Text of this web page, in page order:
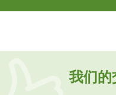
我们的